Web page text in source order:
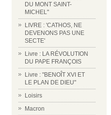
DU MONT SAINT-
MICHEL"
LIVRE : 'CATHOS, NE
DEVENONS PAS UNE
SECTE'
Livre : LA RÉVOLUTION
DU PAPE FRANÇOIS
Livre : "BENOÎT XVI ET
LE PLAN DE DIEU"
Loisirs
Macron